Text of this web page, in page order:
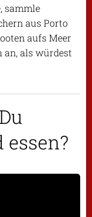
sammle
aus Porto
aufs Meer
als würdest